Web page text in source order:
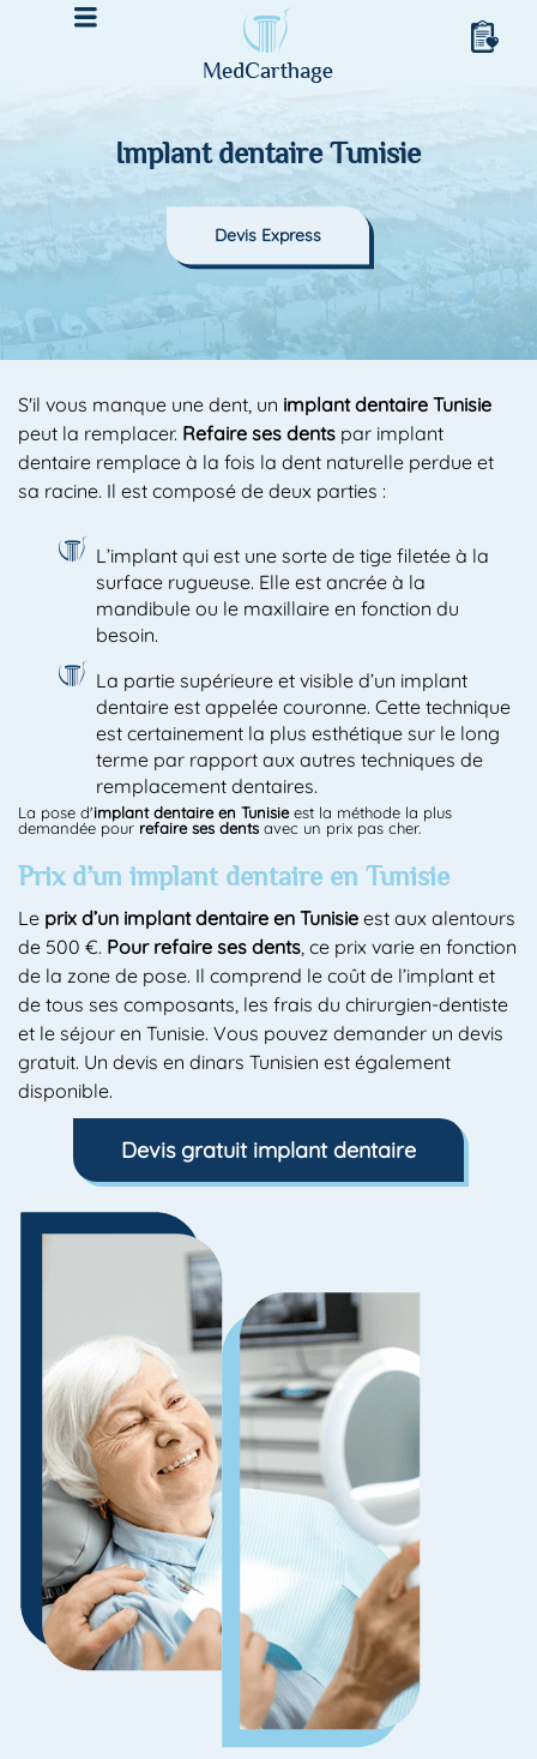
Implant dentaire Tunisie
Devis Express
S'il vous manque une dent, un implant dentaire Tunisie
peut la remplacer. Refaire ses dents par implant
dentaire remplace à la fois la dent naturelle perdue et
sa racine. Il est composé de deux parties :
L’implant qui est une sorte de tige filetée à la
surface rugueuse. Elle est ancrée à la
mandibule ou le maxillaire en fonction du
besoin.
La partie supérieure et visible d’un implant
dentaire est appelée couronne. Cette technique
est certainement la plus esthétique sur le long
terme par rapport aux autres techniques de
remplacement dentaires.
La pose d'implant dentaire en Tunisieest la méthode la plus
demandée pour refaire ses dents avec un prix pas cher.
Prix d’un implant dentaire en Tunisie
Le prix d’un implant dentaire en Tunisie est aux alentours
de 500 €. Pour refaire ses dents, ce prix varie en fonction
de la zone de pose. Il comprend le coût de l’implant et
de tous ses composants, les frais du chirurgien-dentiste
et le séjour en Tunisie. Vous pouvez demander un devis
gratuit. Un devis en dinars Tunisien est également
disponible.
Devis gratuit implant dentaire